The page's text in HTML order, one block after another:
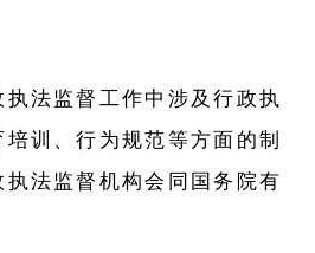
执法监督工作中涉及行政执
训、行为规范等方面的制
执法监督机构会同国务院有